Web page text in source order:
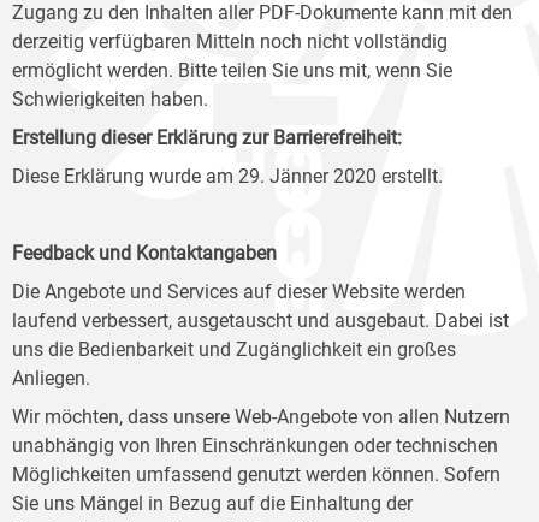
Zugang zu den Inhalten aller PDF-Dokumente kann mit den
derzeitig verfügbaren Mitteln noch nicht vollständig
ermöglicht werden. Bitte teilen Sie uns mit, wenn Sie
Schwierigkeiten haben.
Erstellung dieser Erklärung zur Barrierefreiheit:
Diese Erklärung wurde am 29. Jänner 2020 erstellt.
Feedback und Kontaktangaben
Die Angebote und Services auf dieser Website werden
laufend verbessert, ausgetauscht und ausgebaut. Dabei ist
uns die Bedienbarkeit und Zugänglichkeit ein großes
Anliegen.
Wir möchten, dass unsere Web-Angebote von allen Nutzern
unabhängig von Ihren Einschränkungen oder technischen
Möglichkeiten umfassend genutzt werden können. Sofern
Sie uns Mängel in Bezug auf die Einhaltung der